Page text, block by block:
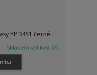
YP 3451 černé
Skladem velikost XXL